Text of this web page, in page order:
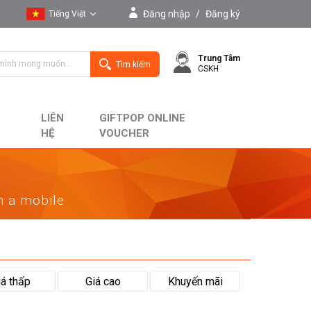
Tiếng Việt
English
Đăng nhập / Đăng ký
Tìm kiếm
Trung Tâm
CSKH
LIÊN
HỆ
GIFTPOP ONLINE
VOUCHER
a mobile
thấp Giá cao Khuyến mãi